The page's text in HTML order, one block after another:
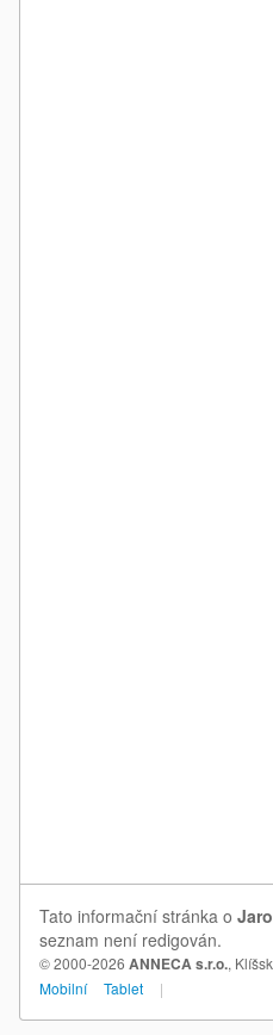
Tato informační stránka o
seznam není redigován.
© 2000-2026 ANNECA s.r.o.,
Mobilní
Tablet |